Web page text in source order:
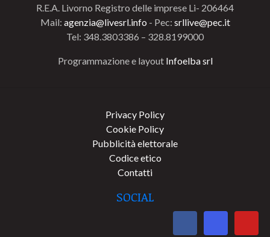
R.E.A. Livorno Registro delle imprese Li- 206464
Mail: agenzia@livesrl.info - Pec: srllive@pec.it
Tel: 348.3803386 – 328.8199000
Programmazione e layout Infoelba srl
Privacy Policy
Cookie Policy
Pubblicità elettorale
Codice etico
Contatti
SOCIAL